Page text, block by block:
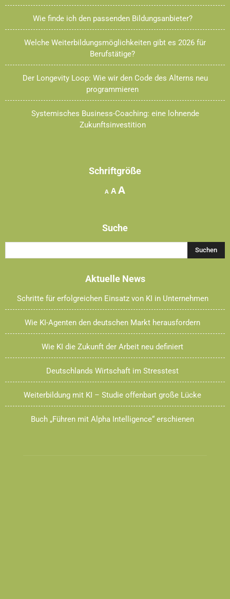
Wie finde ich den passenden Bildungsanbieter?
Welche Weiterbildungsmöglichkeiten gibt es 2026 für
Berufstätige?
Der Longevity Loop: Wie wir den Code des Alterns neu
programmieren
Systemisches Business-Coaching: eine lohnende
Zukunftsinvestition
Schriftgröße
A Decrease
A Reset
AIncrease
Suche
Aktuelle News
Schritte für erfolgreichen Einsatz von KI in Unternehmen
Wie KI-Agenten den deutschen Markt herausfordern
Wie KI die Zukunft der Arbeit neu definiert
Deutschlands Wirtschaft im Stresstest
Weiterbildung mit KI – Studie offenbart große Lücke
Buch „Führen mit Alpha Intelligence“ erschienen